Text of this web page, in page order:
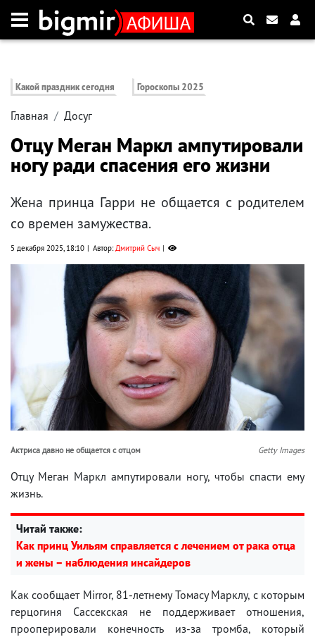
Какой праздник сегодня Гороскопы 2025
Главная Досуг
Отцу Меган Маркл ампутировали
ногу ради спасения его жизни
Жена принца Гарри не общается с родителем
со времен замужества.
5 декабря 2025, 18:10 Автор:Дмитрий Сыч
Актриса давно не общается с отцом Getty Images
Отцу Меган Маркл ампутировали ногу, чтобы спасти ему
жизнь.
Читай также:
Как принц Уильям справляется с лечением от рака отца
и жены – наблюдения инсайдеров
Как сообщает Mirror, 81-летнему Томасу Марклу, с которым
герцогиня Сассекская не поддерживает отношения,
прооперировали конечность из-за тромба, который